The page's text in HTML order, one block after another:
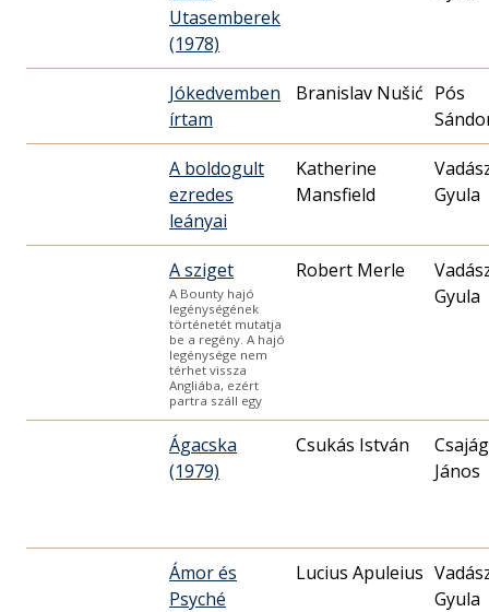
Utasemberek
(1978)
Jókedvemben
írtam
Branislav Nušić Pós
A boldogult
ezredes
leányai
Katherine
Mansfield
Gyula
A sziget
A Bounty hajó
legénységének
történetét mutatja
be a regény. A hajó
legénysége nem
térhet vissza
Angliába, ezért
partra száll egy
Robert Merle
Gyula
Ágacska
(1979)
Csukás István
János
Ámor és
Psyché
Gyula